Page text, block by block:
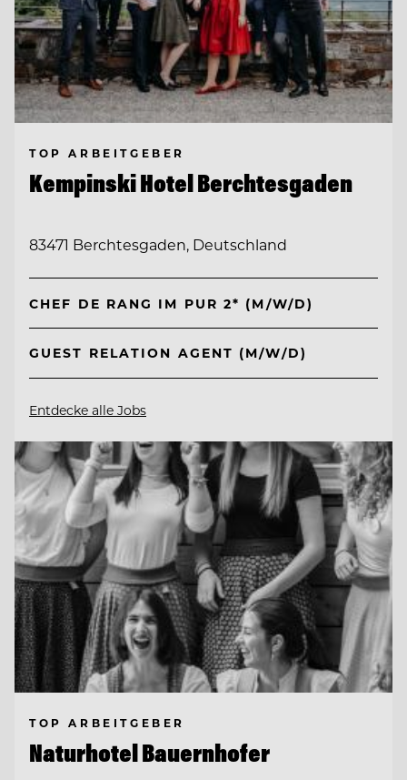
TOP ARBEITGEBER
Kempinski Hotel Berchtesgaden
83471 Berchtesgaden, Deutschland
CHEF DE RANG IM PUR 2* (M/W/D)
GUEST RELATION AGENT (M/W/D)
Entdecke alle Jobs
TOP ARBEITGEBER
Naturhotel Bauernhofer